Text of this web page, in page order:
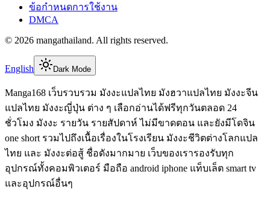
ข้อกำหนดการใช้งาน
DMCA
© 2026 mangathailand. All rights reserved.
English Dark Mode
Manga168 เว็บรวบรวม มังงะแปลไทย มังฮวาแปลไทย มังงะจีน
แปลไทย มังงะญี่ปุ่น ต่าง ๆ เลือกอ่านได้ฟรีทุกวันตลอด 24
ชั่วโมง มังงะ รายวัน รายสัปดาห์ ไม่มีขาดตอน และยังมีโดจิน
one short รวมไปถึงเนื้อเรื่องในโรงเรียน มังงะชีวิตต่างโลกแปล
ไทย และ มังงะต่อสู้ ชื่อดังมากมาย เว็บของเรารองรับทุก
อุปกรณ์ทั้งคอมพิวเตอร์ มือถือ android iphone แท็บเล็ต smart tv
และอุปกรณ์อื่นๆ